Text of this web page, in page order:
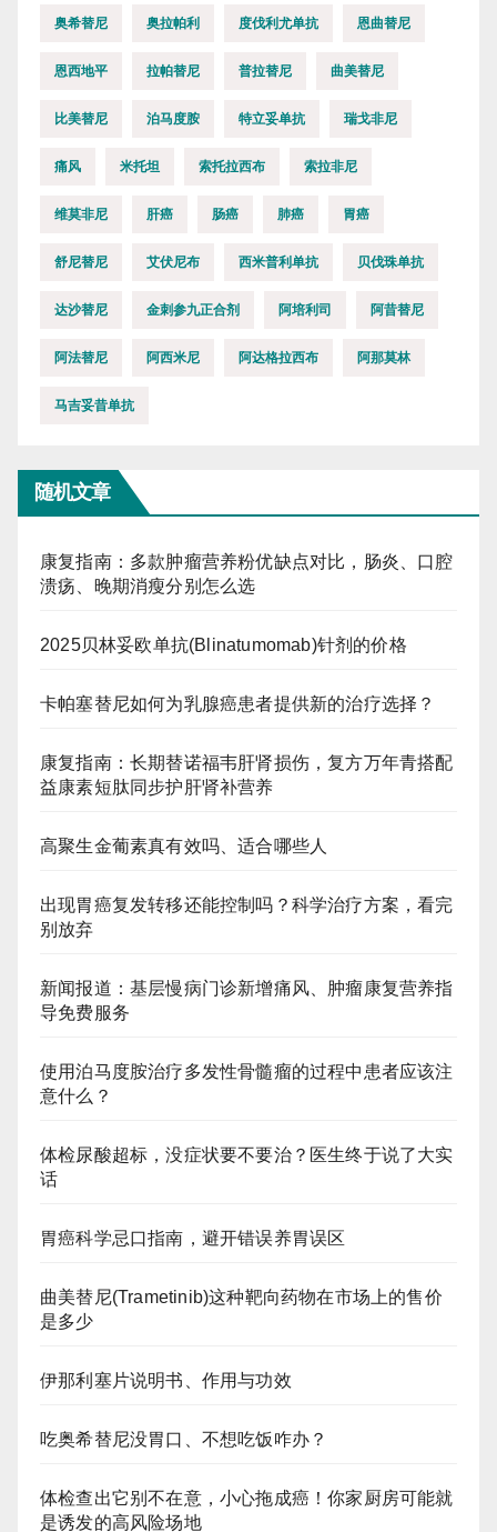
奥希替尼 奥拉帕利 度伐利尤单抗 恩曲替尼
恩西地平 拉帕替尼 普拉替尼 曲美替尼
比美替尼 泊马度胺 特立妥单抗 瑞戈非尼
痛风 米托坦 索托拉西布 索拉非尼
维莫非尼 肝癌 肠癌 肺癌 胃癌
舒尼替尼 艾伏尼布 西米普利单抗 贝伐珠单抗
达沙替尼 金刺参九正合剂 阿培利司 阿昔替尼
阿法替尼 阿西米尼 阿达格拉西布 阿那莫林
马吉妥昔单抗
随机文章
康复指南：多款肿瘤营养粉优缺点对比，肠炎、口腔
溃疡、晚期消瘦分别怎么选
2025贝林妥欧单抗(Blinatumomab)针剂的价格
卡帕塞替尼如何为乳腺癌患者提供新的治疗选择？
康复指南：长期替诺福韦肝肾损伤，复方万年青搭配
益康素短肽同步护肝肾补营养
高聚生金葡素真有效吗、适合哪些人
出现胃癌复发转移还能控制吗？科学治疗方案，看完
别放弃
新闻报道：基层慢病门诊新增痛风、肿瘤康复营养指
导免费服务
使用泊马度胺治疗多发性骨髓瘤的过程中患者应该注
意什么？
体检尿酸超标，没症状要不要治？医生终于说了大实
话
胃癌科学忌口指南，避开错误养胃误区
曲美替尼(Trametinib)这种靶向药物在市场上的售价
是多少
伊那利塞片说明书、作用与功效
吃奥希替尼没胃口、不想吃饭咋办？
体检查出它别不在意，小心拖成癌！你家厨房可能就
是诱发的高风险场地